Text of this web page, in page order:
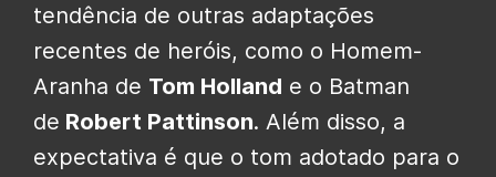
tendência de outras adaptações
recentes de heróis, como o Homem-
Aranha de Tom Holland e o Batman
de Robert Pattinson. Além disso, a
expectativa é que o tom adotado para o